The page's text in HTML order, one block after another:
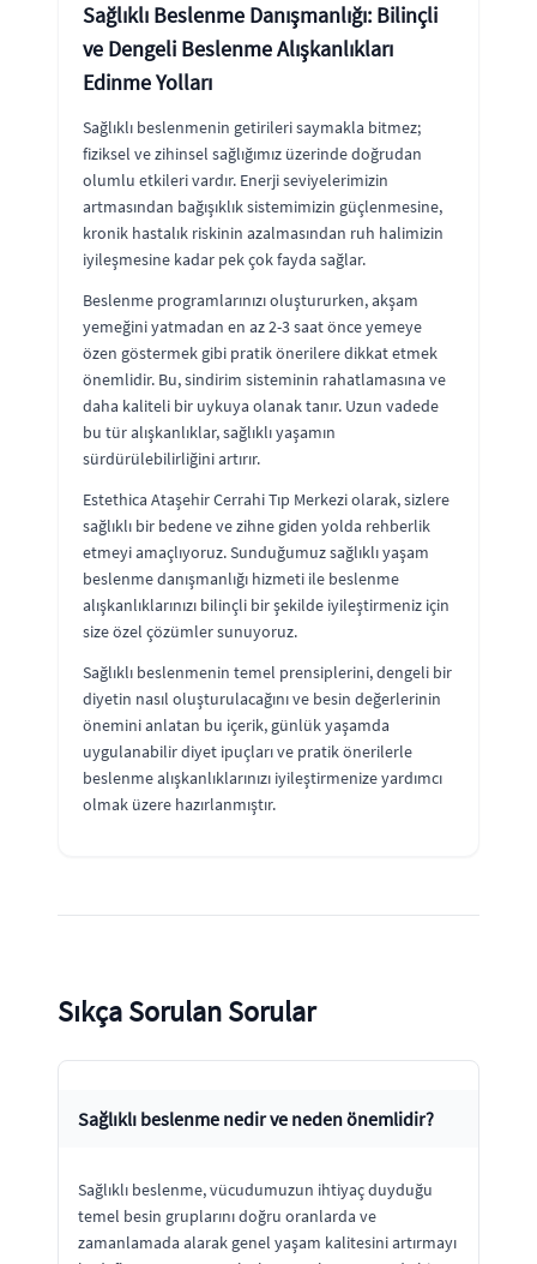
Sağlıklı Beslenme Danışmanlığı: Bilinçli
ve Dengeli Beslenme Alışkanlıkları
Edinme Yolları
Sağlıklı beslenmenin getirileri saymakla bitmez;
fiziksel ve zihinsel sağlığımız üzerinde doğrudan
olumlu etkileri vardır. Enerji seviyelerimizin
artmasından bağışıklık sistemimizin güçlenmesine,
kronik hastalık riskinin azalmasından ruh halimizin
iyileşmesine kadar pek çok fayda sağlar.
Beslenme programlarınızı oluştururken, akşam
yemeğini yatmadan en az 2-3 saat önce yemeye
özen göstermek gibi pratik önerilere dikkat etmek
önemlidir. Bu, sindirim sisteminin rahatlamasına ve
daha kaliteli bir uykuya olanak tanır. Uzun vadede
bu tür alışkanlıklar, sağlıklı yaşamın
sürdürülebilirliğini artırır.
Estethica Ataşehir Cerrahi Tıp Merkezi olarak, sizlere
sağlıklı bir bedene ve zihne giden yolda rehberlik
etmeyi amaçlıyoruz. Sunduğumuz sağlıklı yaşam
beslenme danışmanlığı hizmeti ile beslenme
alışkanlıklarınızı bilinçli bir şekilde iyileştirmeniz için
size özel çözümler sunuyoruz.
Sağlıklı beslenmenin temel prensiplerini, dengeli bir
diyetin nasıl oluşturulacağını ve besin değerlerinin
önemini anlatan bu içerik, günlük yaşamda
uygulanabilir diyet ipuçları ve pratik önerilerle
beslenme alışkanlıklarınızı iyileştirmenize yardımcı
olmak üzere hazırlanmıştır.
Sıkça Sorulan Sorular
Sağlıklı beslenme nedir ve neden önemlidir?
Sağlıklı beslenme, vücudumuzun ihtiyaç duyduğu
temel besin gruplarını doğru oranlarda ve
zamanlamada alarak genel yaşam kalitesini artırmayı